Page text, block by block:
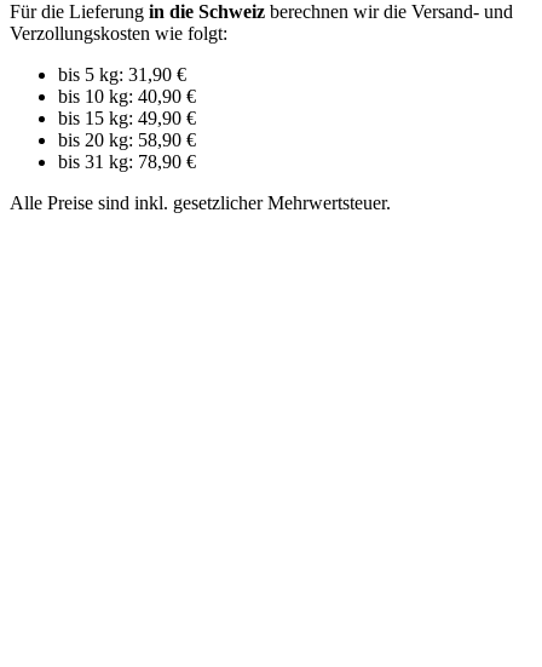
Für die Lieferung in die Schweiz berechnen wir die Versand- und
Verzollungskosten wie folgt:
bis 5 kg: 31,90 €
bis 10 kg: 40,90 €
bis 15 kg: 49,90 €
bis 20 kg: 58,90 €
bis 31 kg: 78,90 €
Alle Preise sind inkl. gesetzlicher Mehrwertsteuer.